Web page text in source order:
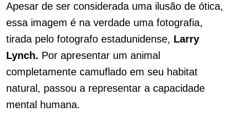
Apesar de ser considerada uma ilusão de ótica,
essa imagem é na verdade uma fotografia,
tirada pelo fotografo estadunidense, Larry
Lynch. Por apresentar um animal
completamente camuflado em seu habitat
natural, passou a representar a capacidade
mental humana.